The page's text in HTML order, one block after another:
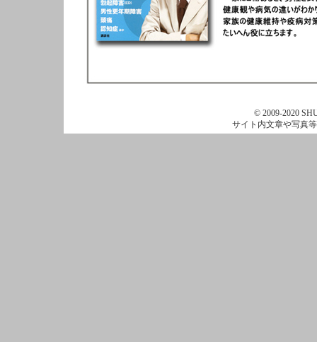
© 2009-2020
サイト内文章や写真